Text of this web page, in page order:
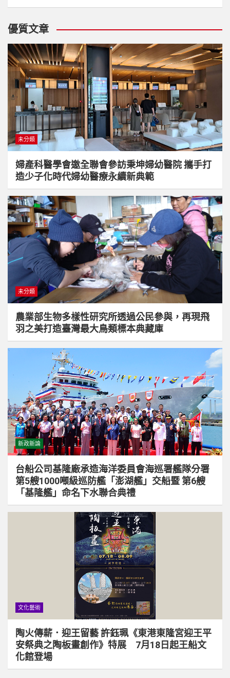
優質文章
未分類
婦產科醫學會邀全聯會參訪秉坤婦幼醫院 攜手打
造少子化時代婦幼醫療永續新典範
未分類
農業部生物多樣性研究所透過公民參與，再現飛
羽之美打造臺灣最大鳥類標本典藏庫
新政新論
台船公司基隆廠承造海洋委員會海巡署艦隊分署
第5艘1000噸級巡防艦「澎湖艦」交船暨 第6艘
「基隆艦」命名下水聯合典禮
文化藝術
陶火傳薪．迎王留藝 許鈺珮《東港東隆宮迎王平
安祭典之陶板畫創作》特展 7月18日起王船文
化館登場